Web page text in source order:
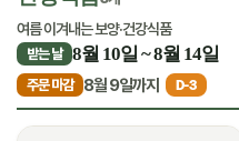
여름 이겨내는 보양·건강식품
받는 날 8월 10일 ~ 8월 14일
주문 마감 8월 9일까지 D-3